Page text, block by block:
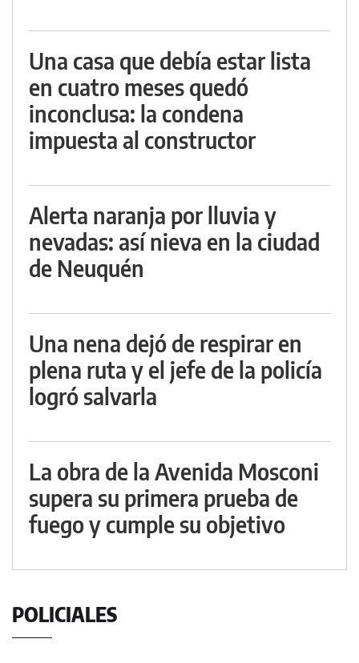
Una casa que debía estar lista
en cuatro meses quedó
inconclusa: la condena
impuesta al constructor
Alerta naranja por lluvia y
nevadas: así nieva en la ciudad
de Neuquén
Una nena dejó de respirar en
plena ruta y el jefe de la policía
logró salvarla
La obra de la Avenida Mosconi
supera su primera prueba de
fuego y cumple su objetivo
POLICIALES